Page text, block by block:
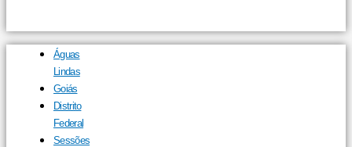
Águas
Lindas
Goiás
Distrito
Federal
Sessões